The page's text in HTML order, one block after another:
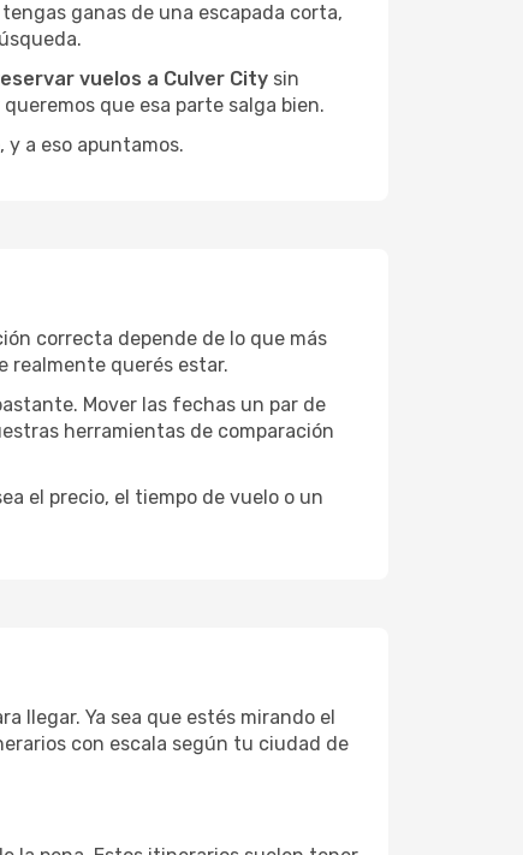
ganas de una escapada corta,
vuelos a Culver City sin
que esa parte salga bien.
y a eso apuntamos.
correcta depende de lo que más
realmente querés estar.
Mover las fechas un par de
herramientas de comparación
el precio, el tiempo de vuelo o un
llegar. Ya sea que estés mirando el
con escala según tu ciudad de